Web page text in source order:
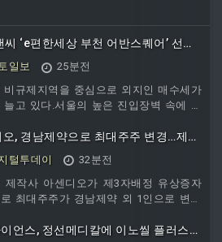
씨 ‘e편한세상 부천 어반스퀘어’ 선착
수 계약 속도
일보
25분전
비규제지역을 중심으로 외지인 매수세가
늘고 있다.서울의 높은 진입장벽 속에 실
가세하면서 서울 접근성이 뛰어난 비규
의 선점 경쟁도 한층 치열해지는 모습이
부동산원 자료에 따르면 올해 경기 비규
아파트 매매거래는 총 12만905건으로 집
서울 및 타 시·도 거주자의 매수는 2만
외지인 매수 비중과 비교하면 4%p 증가
오, 경남제약으로 최대주주 변경…제3
유상증자 납입
털투데이
32분전
제작사 아센디오가 제3자배정 유상증자
최대주주가 경남제약 외 1인으로 변경
합으로 187만5290주를 보유했다. 변경
언스, 정선메디칼에 이노씰 플러스